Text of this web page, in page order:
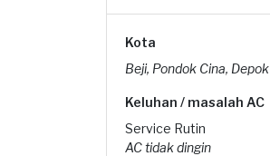
Kota
Beji, Pondok Cina, Depok
Keluhan / masalah AC
Service Rutin
AC tidak dingin